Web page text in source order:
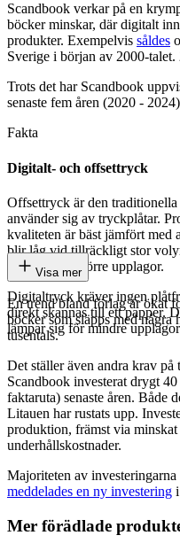
Scandbook verkar på en
böcker minskar, där digitalt
produkter. Exempelvis såldes
Sverige i början av 2000-
Trots det har Scandbook
senaste fem åren (2020 -
Fakta
Digitalt- och offsettryck
Offsettryck är den
använder sig av tryckplåtar.
kvaliteten är bäst jämfört med
blir låg vid tillräckligt stor
vid tryck av större upplagor.
Digitaltryck kräver ingen
direkt skannas till ett papper.
lämpar sig för mindre
Visa mer
En trend bland förlag är ökat
böcker som släpps med några
tusentals.
Det ställer även andra krav på
Scandbook investerat drygt
faktaruta) senaste åren. Både
Litauen har rustats upp.
produktion, främst via
underhållskostnader.
Majoriteten av
meddelades en ny investering
Mer förädlade